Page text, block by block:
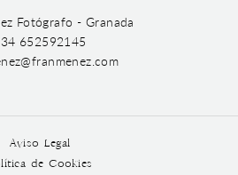
Fotógrafo - Granada
652592145
Aviso Legal
de Cookies